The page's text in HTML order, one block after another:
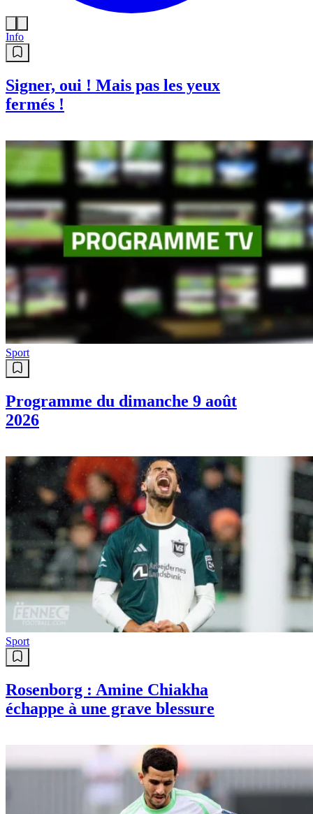
Info
Signer, oui ! Mais pas les yeux
fermés !
Sport
Programme du dimanche 9 août
2026
Sport
Rosenborg : Amine Chiakha
échappe à une grave blessure